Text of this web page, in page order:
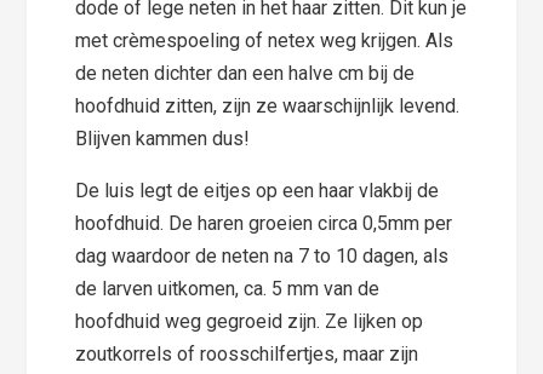
dode of lege neten in het haar zitten. Dit kun je
met crèmespoeling of netex weg krijgen. Als
de neten dichter dan een halve cm bij de
hoofdhuid zitten, zijn ze waarschijnlijk levend.
Blijven kammen dus!
De luis legt de eitjes op een haar vlakbij de
hoofdhuid. De haren groeien circa 0,5mm per
dag waardoor de neten na 7 to 10 dagen, als
de larven uitkomen, ca. 5 mm van de
hoofdhuid weg gegroeid zijn. Ze lijken op
zoutkorrels of roosschilfertjes, maar zijn